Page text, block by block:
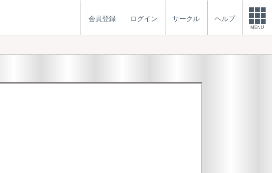
会員登録 ログイン サークル ヘルプ
MENU